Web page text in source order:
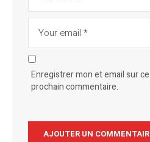
Enregistrer mon et email sur
prochain commentaire.